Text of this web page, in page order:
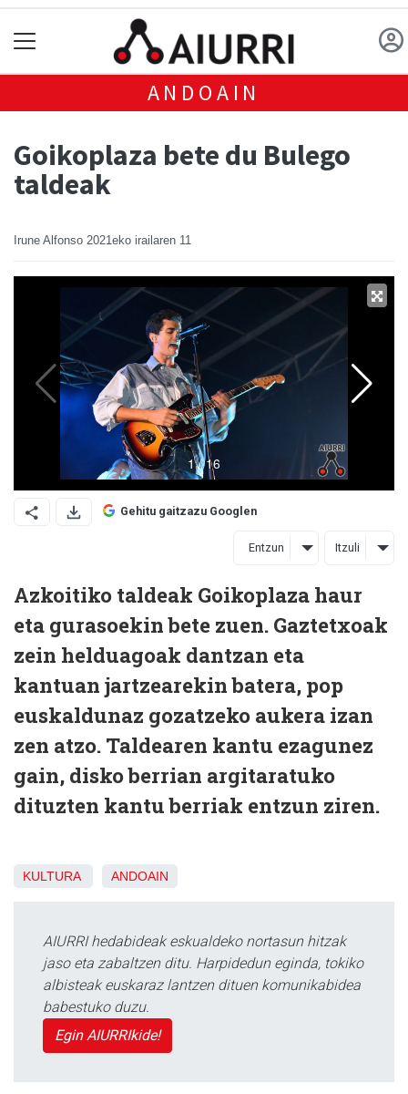
ANDOAIN
Goikoplaza bete du Bulego
taldeak
Irune Alfonso 2021eko irailaren 11
Gehitu gaitzazu Googlen
Entzun Itzuli
Azkoitiko taldeak Goikoplaza haur
eta gurasoekin bete zuen. Gaztetxoak
zein helduagoak dantzan eta
kantuan jartzearekin batera, pop
euskaldunaz gozatzeko aukera izan
zen atzo. Taldearen kantu ezagunez
gain, disko berrian argitaratuko
dituzten kantu berriak entzun ziren.
KULTURA ANDOAIN
AIURRI hedabideak eskualdeko nortasun hitzak
jaso eta zabaltzen ditu. Harpidedun eginda, tokiko
albisteak euskaraz lantzen dituen komunikabidea
babestuko duzu.
Egin AIURRIkide!